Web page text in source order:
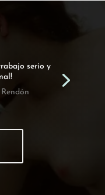
y hemos
resultado!.